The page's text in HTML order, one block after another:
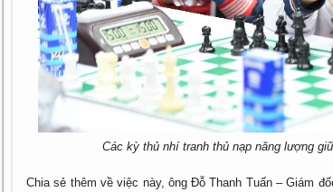
Các kỳ thủ nhí tranh thủ nạp năng lượng
Chia sẻ thêm về việc này, ông Đỗ Thanh Tuấn – Giám